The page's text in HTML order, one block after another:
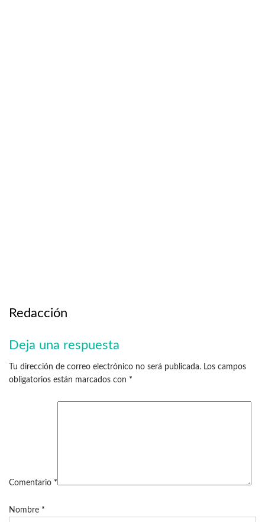
Redacción
Deja una respuesta
Tu dirección de correo electrónico no será publicada. Los campos
obligatorios están marcados con *
Comentario *
Nombre *